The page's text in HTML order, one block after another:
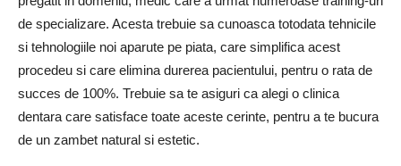
de specializare. Acesta trebuie sa cunoasca totodata tehnicile
si tehnologiile noi aparute pe piata, care simplifica acest
procedeu si care elimina durerea pacientului, pentru o rata de
succes de 100%. Trebuie sa te asiguri ca alegi o clinica
dentara care satisface toate aceste cerinte, pentru a te bucura
de un zambet natural si estetic.